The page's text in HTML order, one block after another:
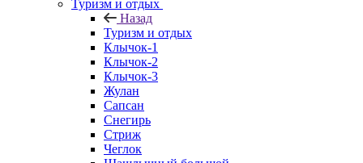
Туризм и отдых
Назад
Туризм и отдых
Клычок-1
Клычок-2
Клычок-3
Жулан
Сапсан
Снегирь
Стриж
Чеглок